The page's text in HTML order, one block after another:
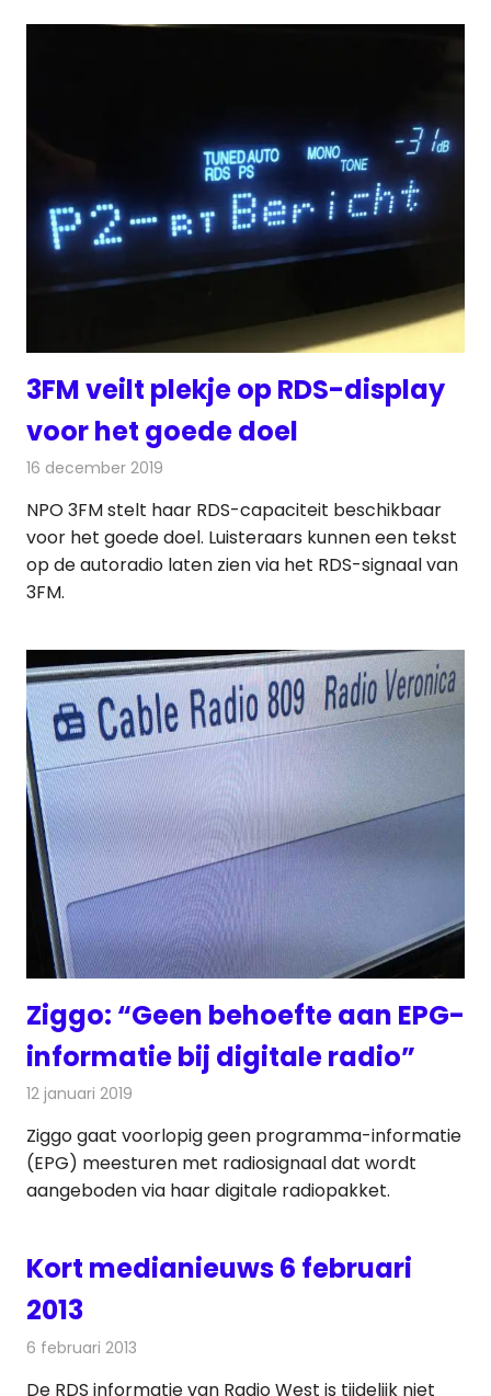
3FM veilt plekje op RDS-display
voor het goede doel
16 december 2019
NPO 3FM stelt haar RDS-capaciteit beschikbaar
voor het goede doel. Luisteraars kunnen een tekst
op de autoradio laten zien via het RDS-signaal van
3FM.
Ziggo: “Geen behoefte aan EPG-
informatie bij digitale radio”
12 januari 2019
Ziggo gaat voorlopig geen programma-informatie
(EPG) meesturen met radiosignaal dat wordt
aangeboden via haar digitale radiopakket.
Kort medianieuws 6 februari
2013
6 februari 2013
De RDS informatie van Radio West is tijdelijk niet